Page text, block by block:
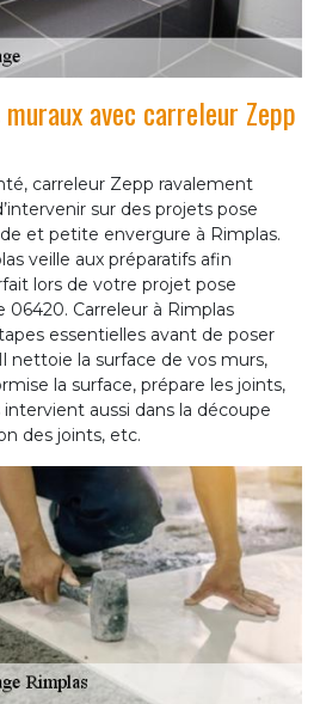
avec carreleur Zepp
carreleur Zepp ravalement
sur des projets pose
et petite envergure à Rimplas.
veille aux préparatifs afin
lors de votre projet pose
06420. Carreleur à Rimplas
essentielles avant de poser
nettoie la surface de vos murs,
la surface, prépare les joints,
aussi dans la découpe
des joints, etc.